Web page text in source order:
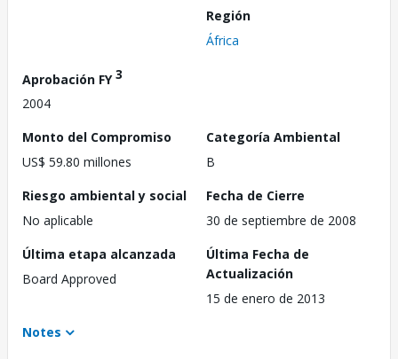
Región
África
Aprobación FY3
2004
Monto del Compromiso
US$ 59.80 millones
Categoría Ambiental
B
Riesgo ambiental y social
No aplicable
Fecha de Cierre
30 de septiembre de 2008
Última etapa alcanzada
Board Approved
Última Fecha de
Actualización
15 de enero de 2013
Notes